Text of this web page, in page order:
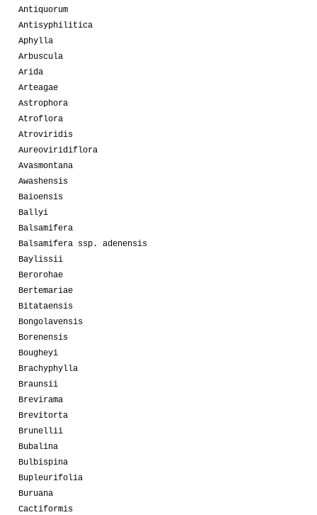
Antiquorum
Antisyphilitica
Aphylla
Arbuscula
Arida
Arteagae
Astrophora
Atroflora
Atroviridis
Aureoviridiflora
Avasmontana
Awashensis
Baioensis
Ballyi
Balsamifera
Balsamifera ssp. adenensis
Baylissii
Berorohae
Bertemariae
Bitataensis
Bongolavensis
Borenensis
Bougheyi
Brachyphylla
Braunsii
Brevirama
Brevitorta
Brunellii
Bubalina
Bulbispina
Bupleurifolia
Buruana
Cactiformis